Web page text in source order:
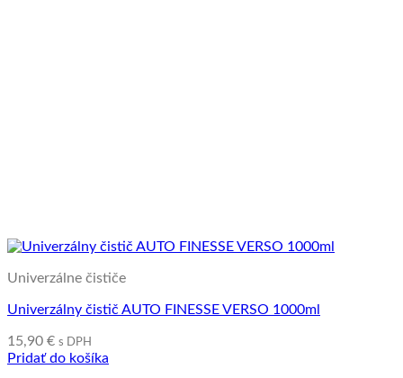
Univerzálne čističe
Univerzálny čistič AUTO FINESSE VERSO 1000ml
15,90 € s DPH
Pridať do košíka